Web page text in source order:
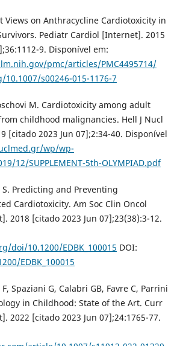
Views on Anthracycline Cardiotoxicity in
Pediatr Cardiol [Internet]. 2015
9. Disponível em:
pmc/articles/PMC4495714/
s00246-015-1176-7
M. Cardiotoxicity among adult
childhood malignancies. Hell J Nucl
[citado 2023 Jun 07];2:34-40. Disponível
wp/wp-
12/SUPPLEMENT-5th-OLYMPIAD.pdf
Predicting and Preventing
Cardiotoxicity. Am Soc Clin Oncol
2018 [citado 2023 Jun 07];23(38):3-12.
doi/10.1200/EDBK_100015 DOI:
EDBK_100015
Spaziani G, Calabri GB, Favre C, Parrini
in Childhood: State of the Art. Curr
2022 [citado 2023 Jun 07];24:1765-77.